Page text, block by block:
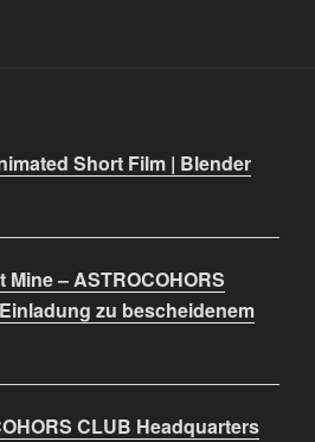
Short Film | Blender
Mine – ASTROCOHORS
Einladung zu bescheidenem
CLUB Headquarters